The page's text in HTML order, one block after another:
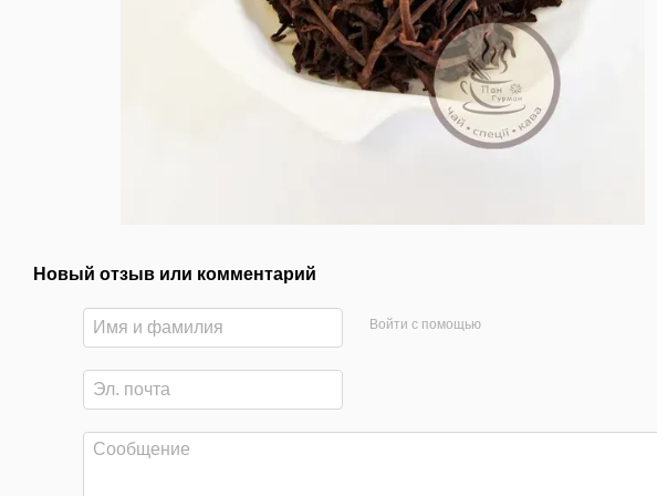
Новый отзыв или комментарий
Войти с помощью